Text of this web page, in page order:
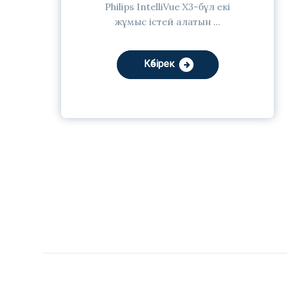
Philips IntelliVue X3-бұл екі
жұмыс істей алатын ...
Көбірек